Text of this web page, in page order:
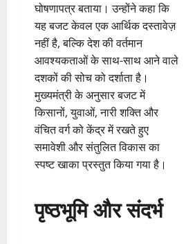
घोषणापत्र बताया। उन्होंने कहा कि
यह बजट केवल एक आर्थिक दस्तावेज़
नहीं है, बल्कि देश की वर्तमान
आवश्यकताओं के साथ-साथ आने वाले
दशकों की सोच को दर्शाता है।
मुख्यमंत्री के अनुसार बजट में
किसानों, युवाओं, नारी शक्ति और
वंचित वर्ग को केंद्र में रखते हुए
समावेशी और संतुलित विकास का
स्पष्ट खाका प्रस्तुत किया गया है।
पृष्ठभूमि और संदर्भ